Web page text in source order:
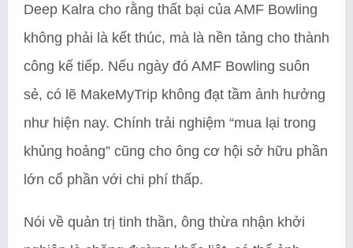
Deep Kalra cho rằng thất bại của AMF Bowling
không phải là kết thúc, mà là nền tảng cho thành
công kế tiếp. Nếu ngày đó AMF Bowling suôn
sẻ, có lẽ MakeMyTrip không đạt tầm ảnh hưởng
như hiện nay. Chính trải nghiệm “mua lại trong
khủng hoảng” cũng cho ông cơ hội sở hữu phần
lớn cổ phần với chi phí thấp.
Nói về quản trị tinh thần, ông thừa nhận khởi